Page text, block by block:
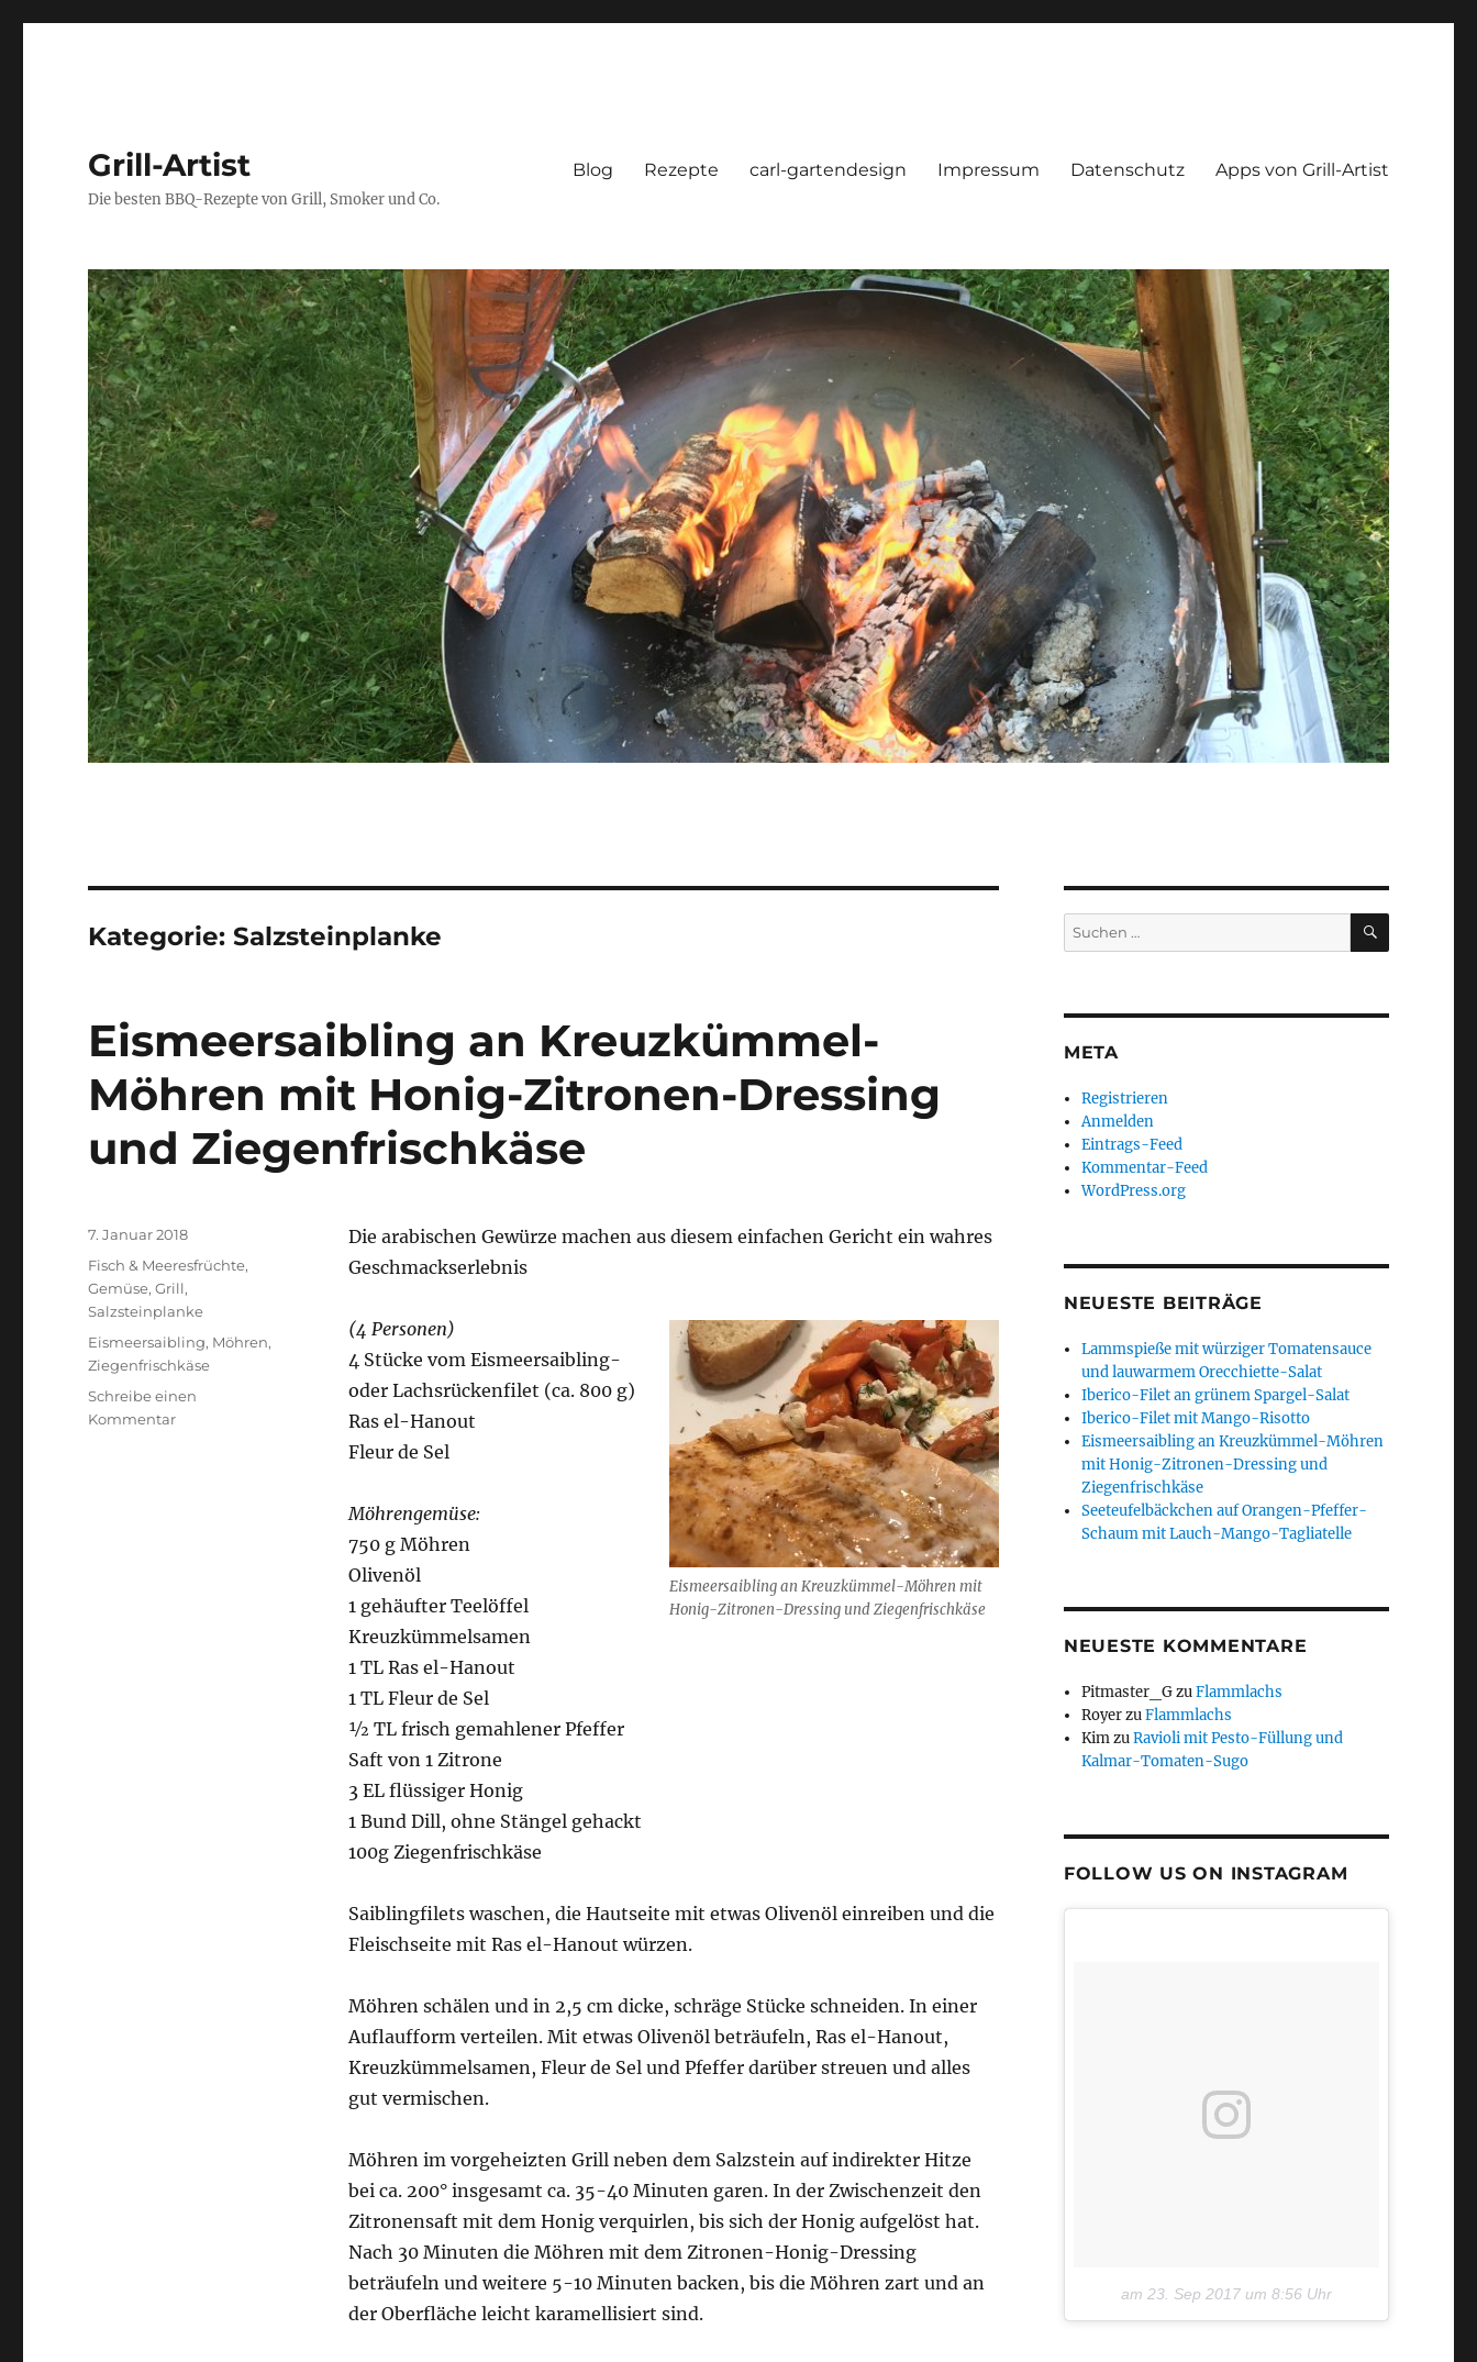
Grill-Artist
Die besten BBQ-Rezepte von Grill, Smoker und Co.
Blog Rezepte carl-gartendesign Impressum Datenschutz Apps von Grill-Artist
Kategorie:Salzsteinplanke
Eismeersaibling an Kreuzkümmel-
Möhren mit Honig-Zitronen-Dressing
und Ziegenfrischkäse
Die arabischen Gewürze machen aus diesem einfachen Gericht ein wahres
Geschmackserlebnis
Eismeersaibling an Kreuzkümmel-Möhren mit
Honig-Zitronen-Dressing und Ziegenfrischkäse
(4 Personen)
4 Stücke vom Eismeersaibling-
oder Lachsrückenfilet (ca. 800 g)
Ras el-Hanout
Fleur de Sel
Möhrengemüse:
750 g Möhren
Olivenöl
1 gehäufter Teelöffel
Kreuzkümmelsamen
1 TL Ras el-Hanout
1 TL Fleur de Sel
½ TL frisch gemahlener Pfeffer
Saft von 1 Zitrone
3 EL flüssiger Honig
1 Bund Dill, ohne Stängel gehackt
100g Ziegenfrischkäse
Saiblingfilets waschen, die Hautseite mit etwas Olivenöl einreiben und die
Fleischseite mit Ras el-Hanout würzen.
Möhren schälen und in 2,5 cm dicke, schräge Stücke schneiden. In einer
Auflaufform verteilen. Mit etwas Olivenöl beträufeln, Ras el-Hanout,
Kreuzkümmelsamen, Fleur de Sel und Pfeffer darüber streuen und alles
gut vermischen.
Möhren im vorgeheizten Grill neben dem Salzstein auf indirekter Hitze
bei ca. 200° insgesamt ca. 35-40 Minuten garen. In der Zwischenzeit den
Zitronensaft mit dem Honig verquirlen, bis sich der Honig aufgelöst hat.
Nach 30 Minuten die Möhren mit dem Zitronen-Honig-Dressing
beträufeln und weitere 5-10 Minuten backen, bis die Möhren zart und an
der Oberfläche leicht karamellisiert sind.
Veröffentlicht
am
7. Januar 2018
Kategorien
Fisch & Meeresfrüchte,
Gemüse,Grill,
Salzsteinplanke
Schlagwörter
Eismeersaibling, Möhren,
Ziegenfrischkäse
Schreibe einen
Kommentarzu
Suchen
nach:
SUCHEN
META
Registrieren
Anmelden
Eintrags-Feed
Kommentar-Feed
WordPress.org
NEUESTE BEITRÄGE
Lammspieße mit würziger Tomatensauce
und lauwarmem Orecchiette-Salat
Iberico-Filet an grünem Spargel-Salat
Iberico-Filet mit Mango-Risotto
Eismeersaibling an Kreuzkümmel-Möhren
mit Honig-Zitronen-Dressing und
Ziegenfrischkäse
Seeteufelbäckchen auf Orangen-Pfeffer-
Schaum mit Lauch-Mango-Tagliatelle
NEUESTE KOMMENTARE
Pitmaster_GzuFlammlachs
RoyerzuFlammlachs
KimzuRavioli mit Pesto-Füllung und
Kalmar-Tomaten-Sugo
FOLLOW US ON INSTAGRAM
am 23. Sep 2017 um 8:56 Uhr